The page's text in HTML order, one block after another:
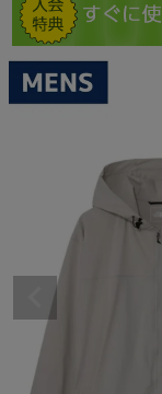
ログイン